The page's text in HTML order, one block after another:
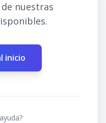
nuestras
inicio